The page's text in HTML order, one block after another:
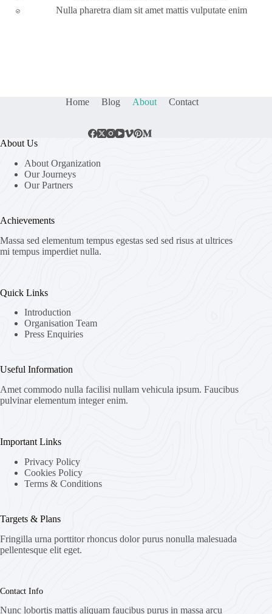
Nulla pharetra diam sit amet mattis vulputate enim
Home Blog About Contact
About Us
About Organization
Our Journeys
Our Partners
Achievements
Massa sed elementum tempus egestas sed sed risus at ultrices
mi tempus imperdiet nulla.
Quick Links
Introduction
Organisation Team
Press Enquiries
Useful Information
Amet commodo nulla facilisi nullam vehicula ipsum. Faucibus
pulvinar elementum integer enim.
Important Links
Privacy Policy
Cookies Policy
Terms & Conditions
Targets & Plans
Fringilla urna porttitor rhoncus dolor purus nonulla malesuada
pellentesque elit eget.
Contact Info
Nunc lobortis mattis aliquam faucibus purus in massa arcu